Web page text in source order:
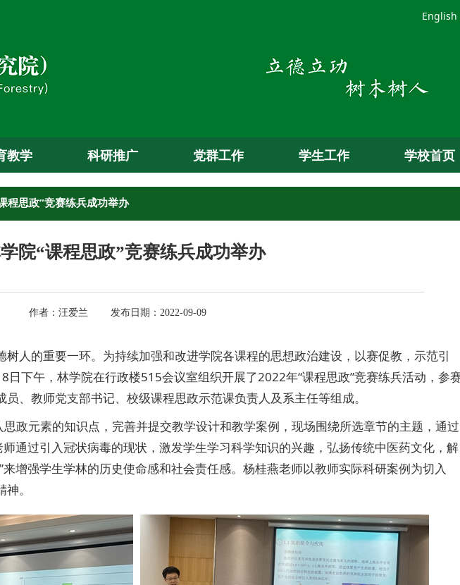
English
教学 科研推广 党群工作 学生工作 学校首页
程思政”竞赛练兵成功举办
院“课程思政”竞赛练兵成功举办
作者：汪爱兰 发布日期：2022-09-09
人的重要一环。为持续加强和改进学院各课程的思想政治建设，以赛促教，示范引
下午，林学院在行政楼515会议室组织开展了2022年“课程思政”竞赛练兵活动，参
、教师党支部书记、校级课程思政示范课负责人及系主任等组成。
政元素的知识点，完善并提交教学设计和教学案例，现场围绕所选章节的主题，通过
通过引入冠状病毒的现状，激发学生学习科学知识的兴趣，弘扬传统中医药文化，解
增强学生学林的历史使命感和社会责任感。杨桂燕老师以教师实际科研案例为切入
。